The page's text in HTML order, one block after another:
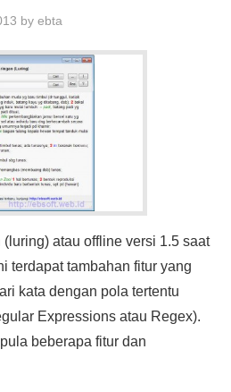
byebta
atau offline versi 1.5 saat
terdapat tambahan fitur yang
kata dengan pola tertentu
Expressions atau Regex).
beberapa fitur dan